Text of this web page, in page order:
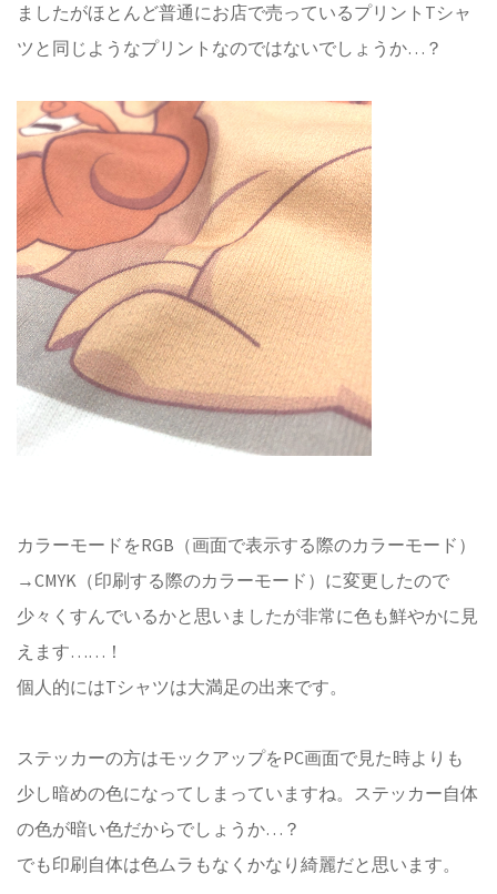
ましたがほとんど普通にお店で売っているプリントTシャ
ツと同じようなプリントなのではないでしょうか…？
カラーモードをRGB（画面で表示する際のカラーモード）
→CMYK（印刷する際のカラーモード）に変更したので
少々くすんでいるかと思いましたが非常に色も鮮やかに見
えます……！
個人的にはTシャツは大満足の出来です。
ステッカーの方はモックアップをPC画面で見た時よりも
少し暗めの色になってしまっていますね。ステッカー自体
の色が暗い色だからでしょうか…？
でも印刷自体は色ムラもなくかなり綺麗だと思います。